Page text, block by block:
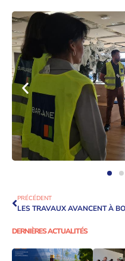
PRÉCÉDENT
DERNIÈRES ACTUALITÉS